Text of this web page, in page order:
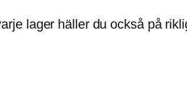
lager häller du också på